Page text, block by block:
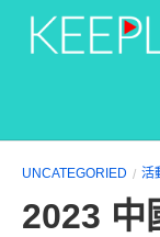
UNCATEGORIED 活
2023 中